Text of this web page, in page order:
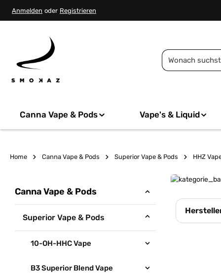
Zur Hauptnavigation springen
Anmelden oder Registrieren
Canna Vape & Pods Vape's & Liquid
Home Canna Vape & Pods Superior Vape & Pods HHZ
Canna Vape & Pods
Superior Vape & Pods
10-OH-HHC Vape
B3 Superior Blend Vape